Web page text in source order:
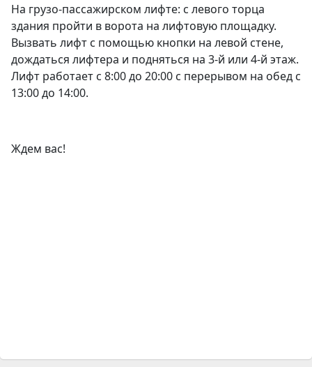
На грузо-пассажирском лифте: с левого торца
здания пройти в ворота на лифтовую площадку.
Вызвать лифт с помощью кнопки на левой стене,
дождаться лифтера и подняться на 3-й или 4-й этаж.
Лифт работает с 8:00 до 20:00 с перерывом на обед с
13:00 до 14:00.
Ждем вас!